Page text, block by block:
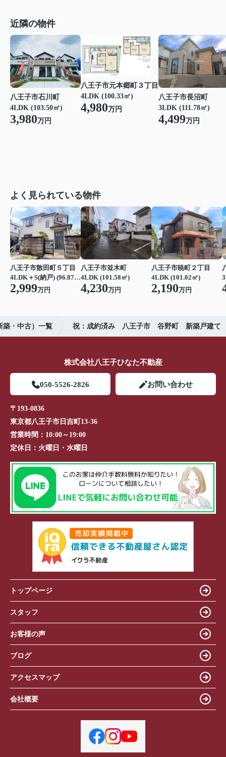
近隣の物件
八王子市石川町
4LDK (103.50㎡)
3,980万円
八王子市元本郷町３丁目
4LDK (100.33㎡)
4,980万円
八王子市長沼町
3LDK (111.78㎡)
4,499万円
よく見られている物件
八王子市散田町５丁目
4LDK＋S(納戸) (96.87㎡)
2,999万円
八王子市並木町
4LDK (101.58㎡)
4,230万円
八王子市暁町２丁目
4LDK (101.02㎡)
2,190万円
築・中古）一覧 祝：成約済み 八王子市 谷野町 新築戸建て
株式会社八王子ひなた不動産
050-5526-2826 お問い合わせ
〒193-0836
東京都八王子市日吉町13-36
営業時間： 10:00～19:00
定休日： 火曜日・水曜日
トップページ
スタッフ
お客様の声
ブログ
アクセスマップ
会社概要